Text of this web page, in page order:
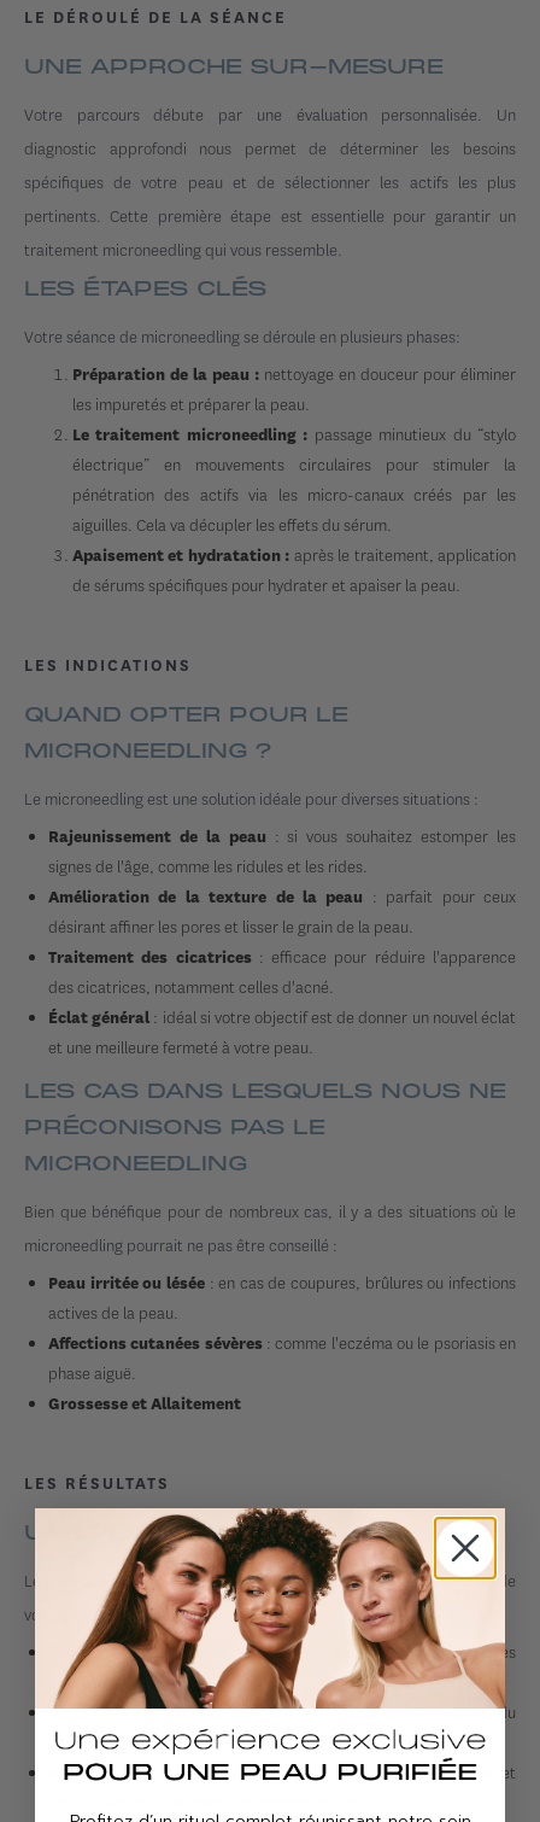
LE DÉROULÉ DE LA SÉANCE
UNE APPROCHE SUR-MESURE
Votre parcours débute par une évaluation personnalisée. Un
diagnostic approfondi nous permet de déterminer les besoins
spécifiques de votre peau et de sélectionner les actifs les plus
pertinents. Cette première étape est essentielle pour garantir un
traitement microneedling qui vous ressemble.
LES ÉTAPES CLÉS
Votre séance de microneedling se déroule en plusieurs phases:
Préparation de la peau : nettoyage en douceur pour éliminer
les impuretés et préparer la peau.
Le traitement microneedling : passage minutieux du “stylo
électrique” en mouvements circulaires pour stimuler la
pénétration des actifs via les micro-canaux créés par les
aiguilles. Cela va décupler les effets du sérum.
Apaisement et hydratation : après le traitement, application
de sérums spécifiques pour hydrater et apaiser la peau.
LES INDICATIONS
QUAND OPTER POUR LE
MICRONEEDLING ?
Le microneedling est une solution idéale pour diverses situations :
Rajeunissement de la peau : si vous souhaitez estomper les
signes de l'âge, comme les ridules et les rides.
Amélioration de la texture de la peau : parfait pour ceux
désirant affiner les pores et lisser le grain de la peau.
Traitement des cicatrices : efficace pour réduire l'apparence
des cicatrices, notamment celles d'acné.
Éclat général : idéal si votre objectif est de donner un nouvel éclat
et une meilleure fermeté à votre peau.
LES CAS DANS LESQUELS NOUS NE
PRÉCONISONS PAS LE
MICRONEEDLING
Bien que bénéfique pour de nombreux cas, il y a des situations où le
microneedling pourrait ne pas être conseillé :
Peau irritée ou lésée: en cas de coupures, brûlures ou infections
actives de la peau.
Affections cutanées sévères : comme l'eczéma ou le psoriasis en
phase aiguë.
Grossesse et Allaitement
LES RÉSULTATS
UNE PEAU REBOOSTÉE
Le microneedling initie une amélioration notable et progressive de
votre peau :
Éclat: la peau apparaît plus lumineuse et énergisée dès les
premières séances.
Texture améliorée: réduction de la taille des pores et lissage du
grain de la peau.
Réduction des signes de l'âge: atténuation visible des rides et